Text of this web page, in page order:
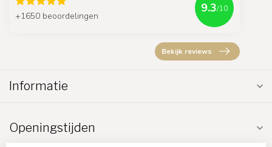
+1650 beoordelingen
9.3/10
Bekijk reviews
Informatie
Openingstijden